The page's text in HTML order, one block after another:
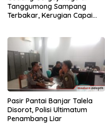
Tanggumong Sampang
Terbakar, Kerugian Capai
Pasir Pantai Banjar Talela
Disorot, Polisi Ultimatum
Penambang Liar